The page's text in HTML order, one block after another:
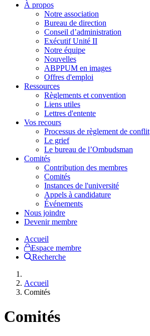
À propos
Notre association
Bureau de direction
Conseil d’administration
Exécutif Unité II
Notre équipe
Nouvelles
ABPPUM en images
Offres d'emploi
Ressources
Règlements et convention
Liens utiles
Lettres d'entente
Vos recours
Processus de règlement de conflit
Le grief
Le bureau de l’Ombudsman
Comités
Contribution des membres
Comités
Instances de l'université
Appels à candidature
Événements
Nous joindre
Devenir membre
Accueil
Espace membre
Recherche
Accueil
Comités
Comités